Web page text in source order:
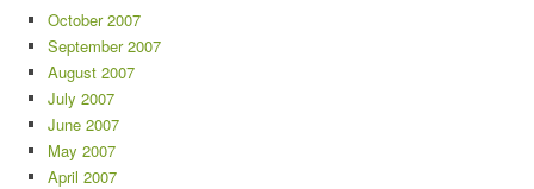
October 2007
September 2007
August 2007
July 2007
June 2007
May 2007
April 2007